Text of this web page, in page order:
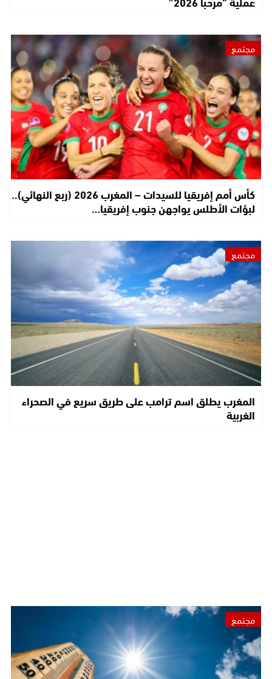
مجتمع
كأس أمم إفريقيا للسيدات – المغرب 2026 (ربع النهائي)..
لبؤات الأطلس يواجهن جنوب إفريقيا…
مجتمع
المغرب يطلق اسم ترامب على طريق سريع في الصحراء
الغربية
مجتمع